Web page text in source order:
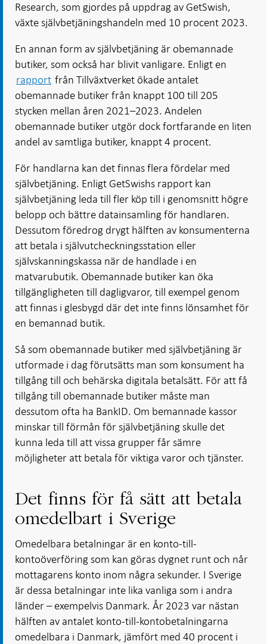
Research, som gjordes på uppdrag av GetSwish,
växte självbetjäningshandeln med 10 procent 2023.
En annan form av självbetjäning är obemannade
butiker, som också har blivit vanligare. Enligt en
rapport från Tillväxtverket ökade antalet
obemannade butiker från knappt 100 till 205
stycken mellan åren 2021–2023. Andelen
obemannade butiker utgör dock fortfarande en liten
andel av samtliga butiker, knappt 4 procent.
För handlarna kan det finnas flera fördelar med
självbetjäning. Enligt GetSwishs rapport kan
självbetjäning leda till fler köp till i genomsnitt högre
belopp och bättre datainsamling för handlaren.
Dessutom föredrog drygt hälften av konsumenterna
att betala i självutcheckningsstation eller
självskanningskassa när de handlade i en
matvarubutik. Obemannade butiker kan öka
tillgängligheten till dagligvaror, till exempel genom
att finnas i glesbygd där det inte finns lönsamhet för
en bemannad butik.
Så som obemannade butiker med självbetjäning är
utformade i dag förutsätts man som konsument ha
tillgång till och behärska digitala betalsätt. För att få
tillgång till obemannade butiker måste man
dessutom ofta ha BankID. Om bemannade kassor
minskar till förmån för självbetjäning skulle det
kunna leda till att vissa grupper får sämre
möjligheter att betala för viktiga varor och tjänster.
Det finns för få sätt att betala
omedelbart i Sverige
Omedelbara betalningar är en konto-till-
kontoöverföring som kan göras dygnet runt och når
mottagarens konto inom några sekunder. I Sverige
är dessa betalningar inte lika vanliga som i andra
länder – exempelvis Danmark. År 2023 var nästan
hälften av antalet konto-till-kontobetalningarna
omedelbara i Danmark, jämfört med 40 procent i